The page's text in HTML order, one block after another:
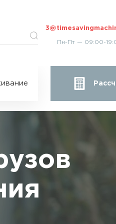
Пн-Пт — 09:00-